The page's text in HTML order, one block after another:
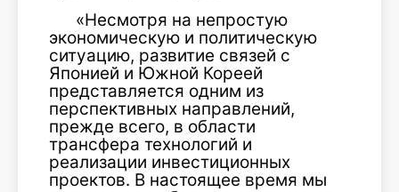
«Несмотря на непростую
экономическую и политическую
ситуацию, развитие связей с
Японией и Южной Кореей
представляется одним из
перспективных направлений,
прежде всего, в области
трансфера технологий и
реализации инвестиционных
проектов. В настоящее время мы